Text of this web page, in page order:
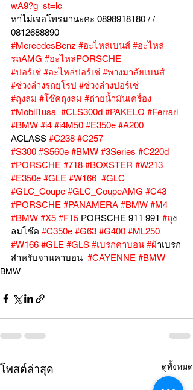
wA9?g_st=ic
หาไม่เจอโทรมานะคะ 0898918180 / /
0812688890
#MercedesBenz #อะไหล่เบนส์ #อะไหล่
รถAMG #อะไหล่PORSCHE
#ปอร์เช่ #อะไหล่ปอร์เช่ #พวงมาลัยเบนส์
#ช่วงล่างรถยุโรป #ช่วงล่างปอร์เช่
#ถุงลม #โช๊คถุงลม #ถ่ายน้ำมันเครื่อง
#Mobil1usa #CLS300d #PAKELO #Ferrari
#BMW #i4 #i4M50 #E350e #A200
ACLASS #C238 #C257
#S300 #S560e #BMW #3Series #C220d
#PORSCHE #718 #BOXSTER #W213
#E350e #GLE #W166 #GLC
#GLC_Coupe #GLC_CoupeAMG #C43
#PORSCHE #PANAMERA #BMW #M4
#BMW #X5 #F15 PORSCHE 911 991 #ถุง
ลมโช๊ค #C350e #G63 #G400 #ML250
#W166 #GLE #GLS #เบรกคาบอน #ผ้าเบรก
สำหรับจานคาบอน #CAYENNE #BMW
BMW
โพสต์ล่าสุด ดูทั้งหมด